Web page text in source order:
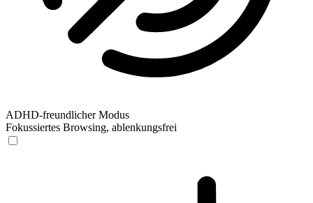
ADHD-freundlicher Modus
Fokussiertes Browsing, ablenkungsfrei